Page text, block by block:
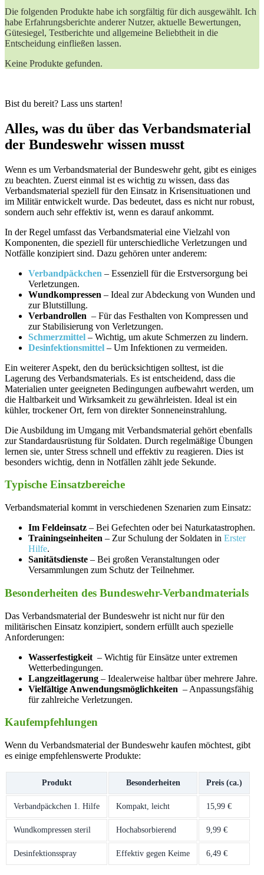
Die folgenden Produkte habe‌ ich sorgfältig für​ dich ausgewählt.‌ Ich
habe Erfahrungsberichte ⁣anderer Nutzer, aktuelle Bewertungen,
Gütesiegel, Testberichte und allgemeine Beliebtheit in die
Entscheidung einfließen lassen.
Keine Produkte gefunden.
Bist du bereit? Lass uns starten!
Alles, ⁤was du über das Verbandsmaterial
der Bundeswehr wissen musst
Wenn es⁣ um Verbandsmaterial⁢ der Bundeswehr geht, gibt es einiges
zu beachten. Zuerst einmal ‌ist es wichtig zu⁤ wissen, dass das
Verbandsmaterial speziell für den Einsatz⁢ in Krisensituationen und
im Militär ⁣entwickelt‌ wurde. Das bedeutet, dass⁢ es nicht nur robust,
sondern‍ auch sehr effektiv ist, wenn es⁢ darauf ankommt.
In ‌der Regel umfasst das ​Verbandsmaterial ‍eine Vielzahl von
Komponenten,​ die speziell ‍für unterschiedliche Verletzungen und
Notfälle konzipiert sind. Dazu gehören ⁤unter anderem:
Verbandpäckchen –⁢ Essenziell für die Erstversorgung bei
Verletzungen.
Wundkompressen –⁣ Ideal zur Abdeckung⁣ von Wunden und
zur Blutstillung.
Verbandrollen ⁣ – Für⁢ das Festhalten von Kompressen und
zur Stabilisierung von Verletzungen.
Schmerzmittel –⁤ Wichtig, um akute Schmerzen zu lindern.
Desinfektionsmittel ‍– Um⁤ Infektionen zu vermeiden.
Ein weiterer Aspekt, ​den du berücksichtigen solltest, ist die
Lagerung des Verbandsmaterials. Es ist entscheidend,​ dass die
Materialien unter geeigneten Bedingungen aufbewahrt werden, um
die Haltbarkeit und Wirksamkeit zu⁤ gewährleisten. ⁢Ideal‍ ist ein
kühler, trockener Ort, fern von direkter ⁣Sonneneinstrahlung.
Die Ausbildung⁤ im⁤ Umgang mit Verbandsmaterial gehört ebenfalls
⁤zur⁢ Standardausrüstung für Soldaten. Durch regelmäßige Übungen
lernen sie, unter Stress schnell und effektiv zu ⁤reagieren. ‍Dies ist
besonders wichtig, denn in Notfällen ⁣zählt⁣ jede ⁣Sekunde.
Typische Einsatzbereiche
Verbandsmaterial kommt in ‌verschiedenen ⁢Szenarien zum⁤ Einsatz:
Im⁣ Feldeinsatz – Bei⁣ Gefechten⁣ oder bei Naturkatastrophen.
Trainingseinheiten – Zur Schulung der Soldaten in Erster
Hilfe.
Sanitätsdienste – ⁣Bei großen‌ Veranstaltungen ⁣oder
Versammlungen zum Schutz der ⁢Teilnehmer.
Besonderheiten des Bundeswehr-Verbandmaterials
Das Verbandsmaterial der Bundeswehr⁢ ist nicht nur für den
militärischen Einsatz konzipiert, sondern ​erfüllt auch spezielle
Anforderungen:
Wasserfestigkeit ⁣ – ‍Wichtig für Einsätze unter extremen
Wetterbedingungen.
Langzeitlagerung – Idealerweise haltbar über⁤ mehrere Jahre.
Vielfältige ⁤Anwendungsmöglichkeiten ‌ – Anpassungsfähig
für zahlreiche Verletzungen.
Kaufempfehlungen
Wenn du⁣ Verbandsmaterial der Bundeswehr kaufen möchtest, gibt
es einige empfehlenswerte Produkte:
Produkt Besonderheiten Preis (ca.)
Verbandpäckchen 1. Hilfe Kompakt,⁢ leicht 15,99 €
Wundkompressen‌ steril Hochabsorbierend 9,99⁢ €
Desinfektionsspray Effektiv gegen‍ Keime 6,49 €